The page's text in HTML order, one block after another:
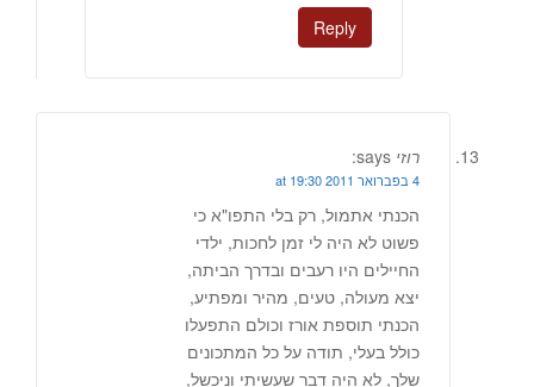
Reply
רוזי says:
4 בפברואר 2011 at 19:30
הכנתי אתמול, רק בלי התפו"א כי
פשוט לא היה לי זמן לחכות, ילדי
החיילים היו רעבים ובדרך הביתה,
יצא מעולה, טעים, מהיר ומפתיע,
הכנתי תוספת אורז וכולם התפעלו
כולל בעלי, תודה על כל המתכונים
שלך, לא היה דבר שעשיתי וניכשל,